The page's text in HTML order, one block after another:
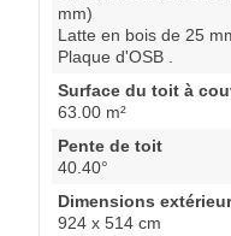
mm)
Latte en bois de 25
Plaque d'OSB .
Surface du toit à
63.00 m²
Pente de toit
40.40°
Dimensions
924 x 514 cm